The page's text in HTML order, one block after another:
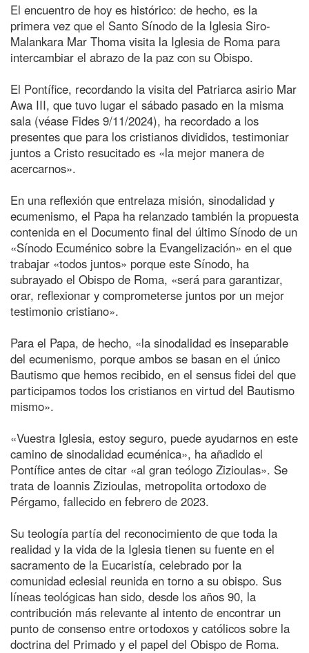
El encuentro de hoy es histórico: de hecho, es la
primera vez que el Santo Sínodo de la Iglesia Siro-
Malankara Mar Thoma visita la Iglesia de Roma para
intercambiar el abrazo de la paz con su Obispo.
El Pontífice, recordando la visita del Patriarca asirio Mar
Awa III, que tuvo lugar el sábado pasado en la misma
sala (véase Fides 9/11/2024), ha recordado a los
presentes que para los cristianos divididos, testimoniar
juntos a Cristo resucitado es «la mejor manera de
acercarnos».
En una reflexión que entrelaza misión, sinodalidad y
ecumenismo, el Papa ha relanzado también la propuesta
contenida en el Documento final del último Sínodo de un
«Sínodo Ecuménico sobre la Evangelización» en el que
trabajar «todos juntos» porque este Sínodo, ha
subrayado el Obispo de Roma, «será para garantizar,
orar, reflexionar y comprometerse juntos por un mejor
testimonio cristiano».
Para el Papa, de hecho, «la sinodalidad es inseparable
del ecumenismo, porque ambos se basan en el único
Bautismo que hemos recibido, en el sensus fidei del que
participamos todos los cristianos en virtud del Bautismo
mismo».
«Vuestra Iglesia, estoy seguro, puede ayudarnos en este
camino de sinodalidad ecuménica», ha añadido el
Pontífice antes de citar «al gran teólogo Zizioulas». Se
trata de Ioannis Zizioulas, metropolita ortodoxo de
Pérgamo, fallecido en febrero de 2023.
Su teología partía del reconocimiento de que toda la
realidad y la vida de la Iglesia tienen su fuente en el
sacramento de la Eucaristía, celebrado por la
comunidad eclesial reunida en torno a su obispo. Sus
líneas teológicas han sido, desde los años 90, la
contribución más relevante al intento de encontrar un
punto de consenso entre ortodoxos y católicos sobre la
doctrina del Primado y el papel del Obispo de Roma.